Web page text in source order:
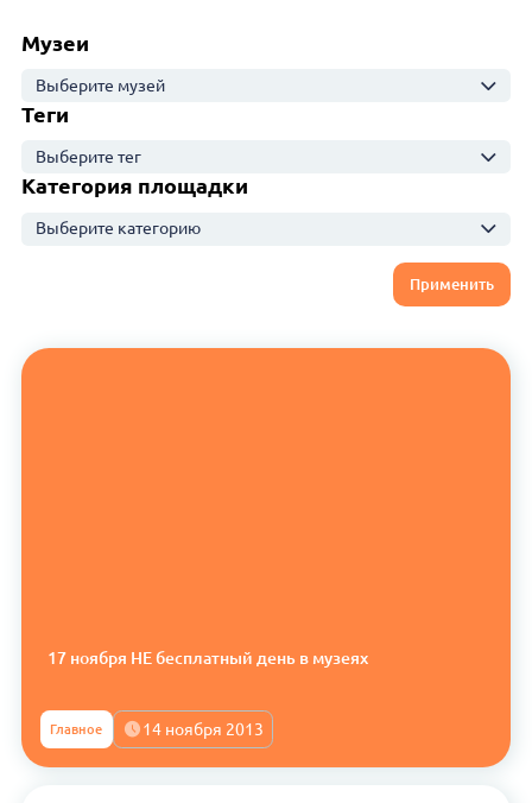
Музеи
Выберите музей
Теги
Выберите тег
Категория площадки
Выберите категорию
Применить
17 ноября НЕ бесплатный день в музеях
Главное 14 ноября 2013